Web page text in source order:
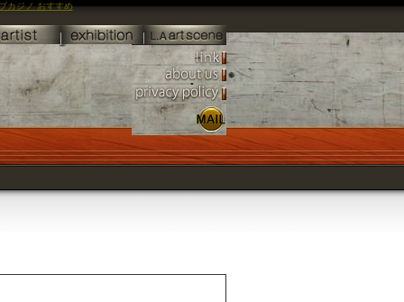
カジノ おすすめ